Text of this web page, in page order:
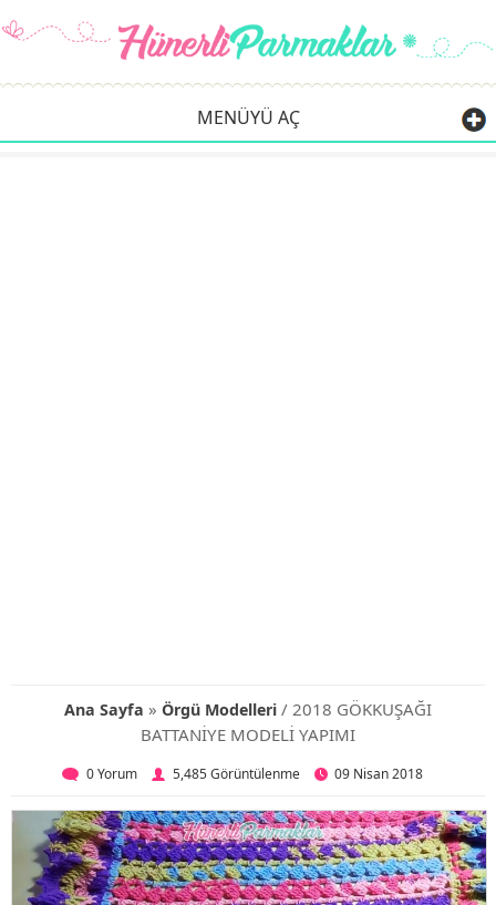
MENÜYÜ AÇ
Ana Sayfa » Örgü Modelleri / 2018 GÖKKUŞAĞI
BATTANİYE MODELİ YAPIMI
0 Yorum 5,485 Görüntülenme 09 Nisan 2018